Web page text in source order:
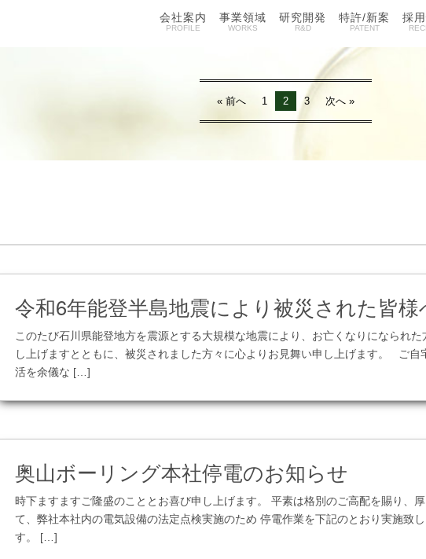
会社案内
PROFILE
事業領域
WORKS
研究開発
R&D
特許/新案
PATENT
採
« 前へ 1 2 3 次へ »
令和6年能登半島地震により被災された皆様
このたび石川県能登地方を震源とする大規模な地震により、お亡くなりになられ
し上げますとともに、被災されました方々に心よりお見舞い申し上げます。 ご自
活を余儀な […]
奥山ボーリング本社停電のお知らせ
時下ますますご隆盛のこととお喜び申し上げます。 平素は格別のご高配を賜り、
て、弊社本社内の電気設備の法定点検実施のため 停電作業を下記のとおり実施致
す。 […]